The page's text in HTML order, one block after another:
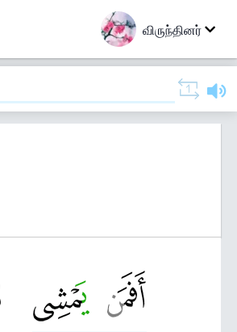
விருந்தினர்